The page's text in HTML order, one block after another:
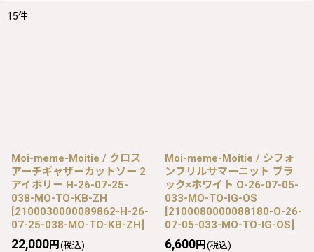
15件
Moi-meme-Moitie / クロス
アーチギャザーカットソー 2
アイボリー H-26-07-25-
038-MO-TO-KB-ZH
[2100030000089862-H-26-
07-25-038-MO-TO-KB-ZH]
22,000円 (税込)
Moi-meme-Moitie / シフォ
ンフリルサマーニット ブラ
ック×ホワイト O-26-07-05-
033-MO-TO-IG-OS
[2100080000088180-O-26-
07-05-033-MO-TO-IG-OS]
6,600円 (税込)